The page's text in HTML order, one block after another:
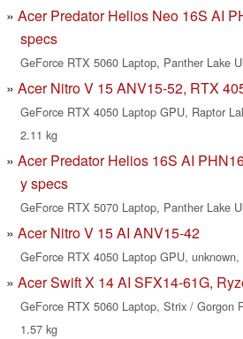
Acer Predator Helios Neo 16S AI
specs
GeForce RTX 5060 Laptop, Panther Lake
Acer Nitro V 15 ANV15-52, RTX
GeForce RTX 4050 Laptop GPU, Raptor
2.11 kg
Acer Predator Helios 16S AI
y specs
GeForce RTX 5070 Laptop, Panther Lake
Acer Nitro V 15 AI ANV15-42
GeForce RTX 4050 Laptop GPU,
Acer Swift X 14 AI SFX14-61G,
GeForce RTX 5060 Laptop, Strix / Gorgon
1.57 kg